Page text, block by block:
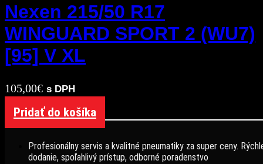
Nexen 215/50 R17
WINGUARD SPORT 2 (WU7)
[95] V XL
105,00€ s DPH
Pridať do košíka
Profesionálny servis a kvalitné pneumatiky za super ceny.
dodanie, spoľahlivý prístup, odborné poradenstvo